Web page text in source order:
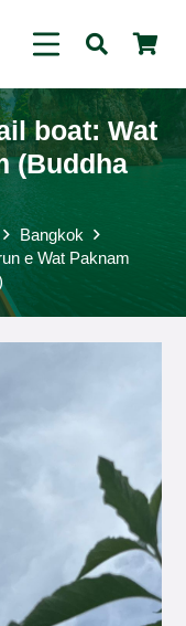
boat: Wat
(Buddha
Bangkok
e Wat Paknam